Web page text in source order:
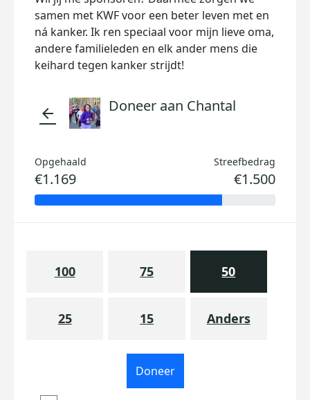
samen met KWF voor een beter leven met en
ná kanker. Ik ren speciaal voor mijn lieve oma,
andere familieleden en elk ander mens die
keihard tegen kanker strijdt!
arrow_back Doneer aan Chantal
Opgehaald
€1.169
Streefbedrag
€1.500
100 75 50
25 15 Anders
Doneer